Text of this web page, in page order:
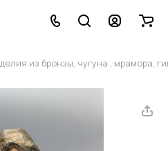
из бронзы, чугуна , мрамора,